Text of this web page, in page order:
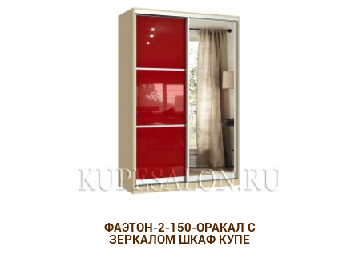
ФАЭТОН-2-150-ОРАКАЛ С
ЗЕРКАЛОМ ШКАФ КУПЕ